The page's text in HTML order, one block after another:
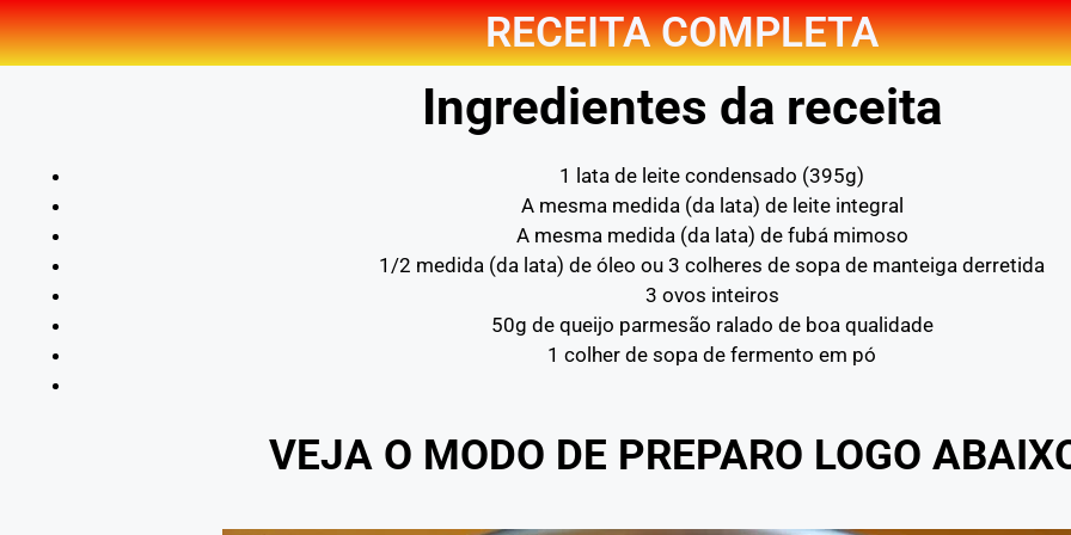
RECEITA COMPLETA
Ingredientes da receita
1 lata de leite condensado (395g)
A mesma medida (da lata) de leite integral
A mesma medida (da lata) de fubá mimoso
1/2 medida (da lata) de óleo ou 3 colheres de sopa de manteiga derretida
3 ovos inteiros
50g de queijo parmesão ralado de boa qualidade
1 colher de sopa de fermento em pó
VEJA O MODO DE PREPARO LOGO